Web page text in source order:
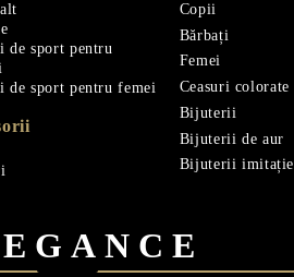
de sport pentru
de sport pentru femei
Copii
Bărbați
Femei
Ceasuri colorate
Bijuterii
Bijuterii de aur
Bijuterii imitație